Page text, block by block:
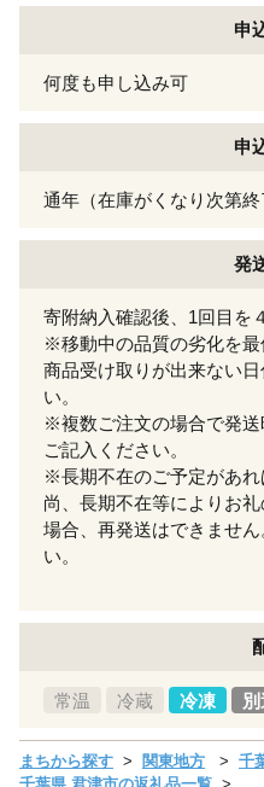
申
何度も申し込み可
申
通年（在庫がくなり次第終
発
寄附納入確認後、1回目を
※移動中の品質の劣化を
商品受け取りが出来ない
い。
※複数ご注文の場合で発
ご記入ください。
※長期不在のご予定があれ
尚、長期不在等によりお
場合、再発送はできませ
い。
常温 冷蔵 冷凍
まちから探す 関東地方
千